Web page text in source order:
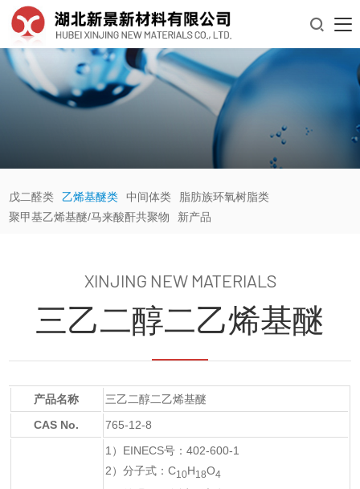

戊二醛类 乙烯基醚类 中间体类
脂肪族环氧树脂类
聚甲基乙烯基醚/马来酸酐共聚物
新产品
XINJING NEW MATERIALS
三乙二醇二乙烯基醚
产品名称
三乙二醇二乙烯基醚
CAS No.
765-12-8
1）EINECS号：402-600-1
2）分子式：C10H18O4